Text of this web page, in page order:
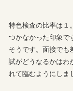
特色検査の比率は１
つかなかった印象で
そうです。面接でも
試がどうなるかはわ
れて臨むようにしま